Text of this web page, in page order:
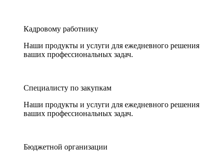
Кадровому работнику
Наши продукты и услуги для ежедневного решения
ваших профессиональных задач.
Специалисту по закупкам
Наши продукты и услуги для ежедневного решения
ваших профессиональных задач.
Бюджетной организации